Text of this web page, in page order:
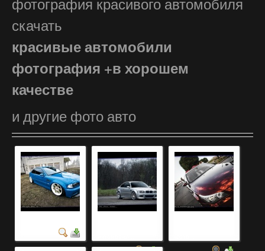
фотография красивого автомобиля
скачать
красивые автомобили
фотография +в хорошем
качестве
и другие фото авто